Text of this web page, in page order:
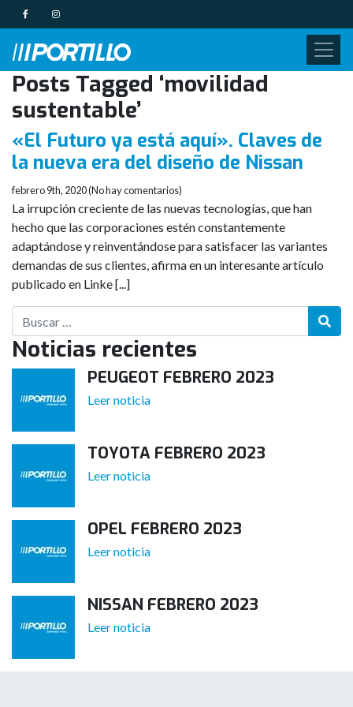
Posts Tagged ‘movilidad
sustentable’
«El Futuro ya está aquí». Claves de
la nueva era del diseño de Nissan
febrero 9th, 2020 (No hay comentarios)
La irrupción creciente de las nuevas tecnologías, que han
hecho que las corporaciones estén constantemente
adaptándose y reinventándose para satisfacer las variantes
demandas de sus clientes, afirma en un interesante artículo
publicado en Linke [...]
Noticias recientes
PEUGEOT FEBRERO 2023
Leer noticia
TOYOTA FEBRERO 2023
Leer noticia
OPEL FEBRERO 2023
Leer noticia
NISSAN FEBRERO 2023
Leer noticia